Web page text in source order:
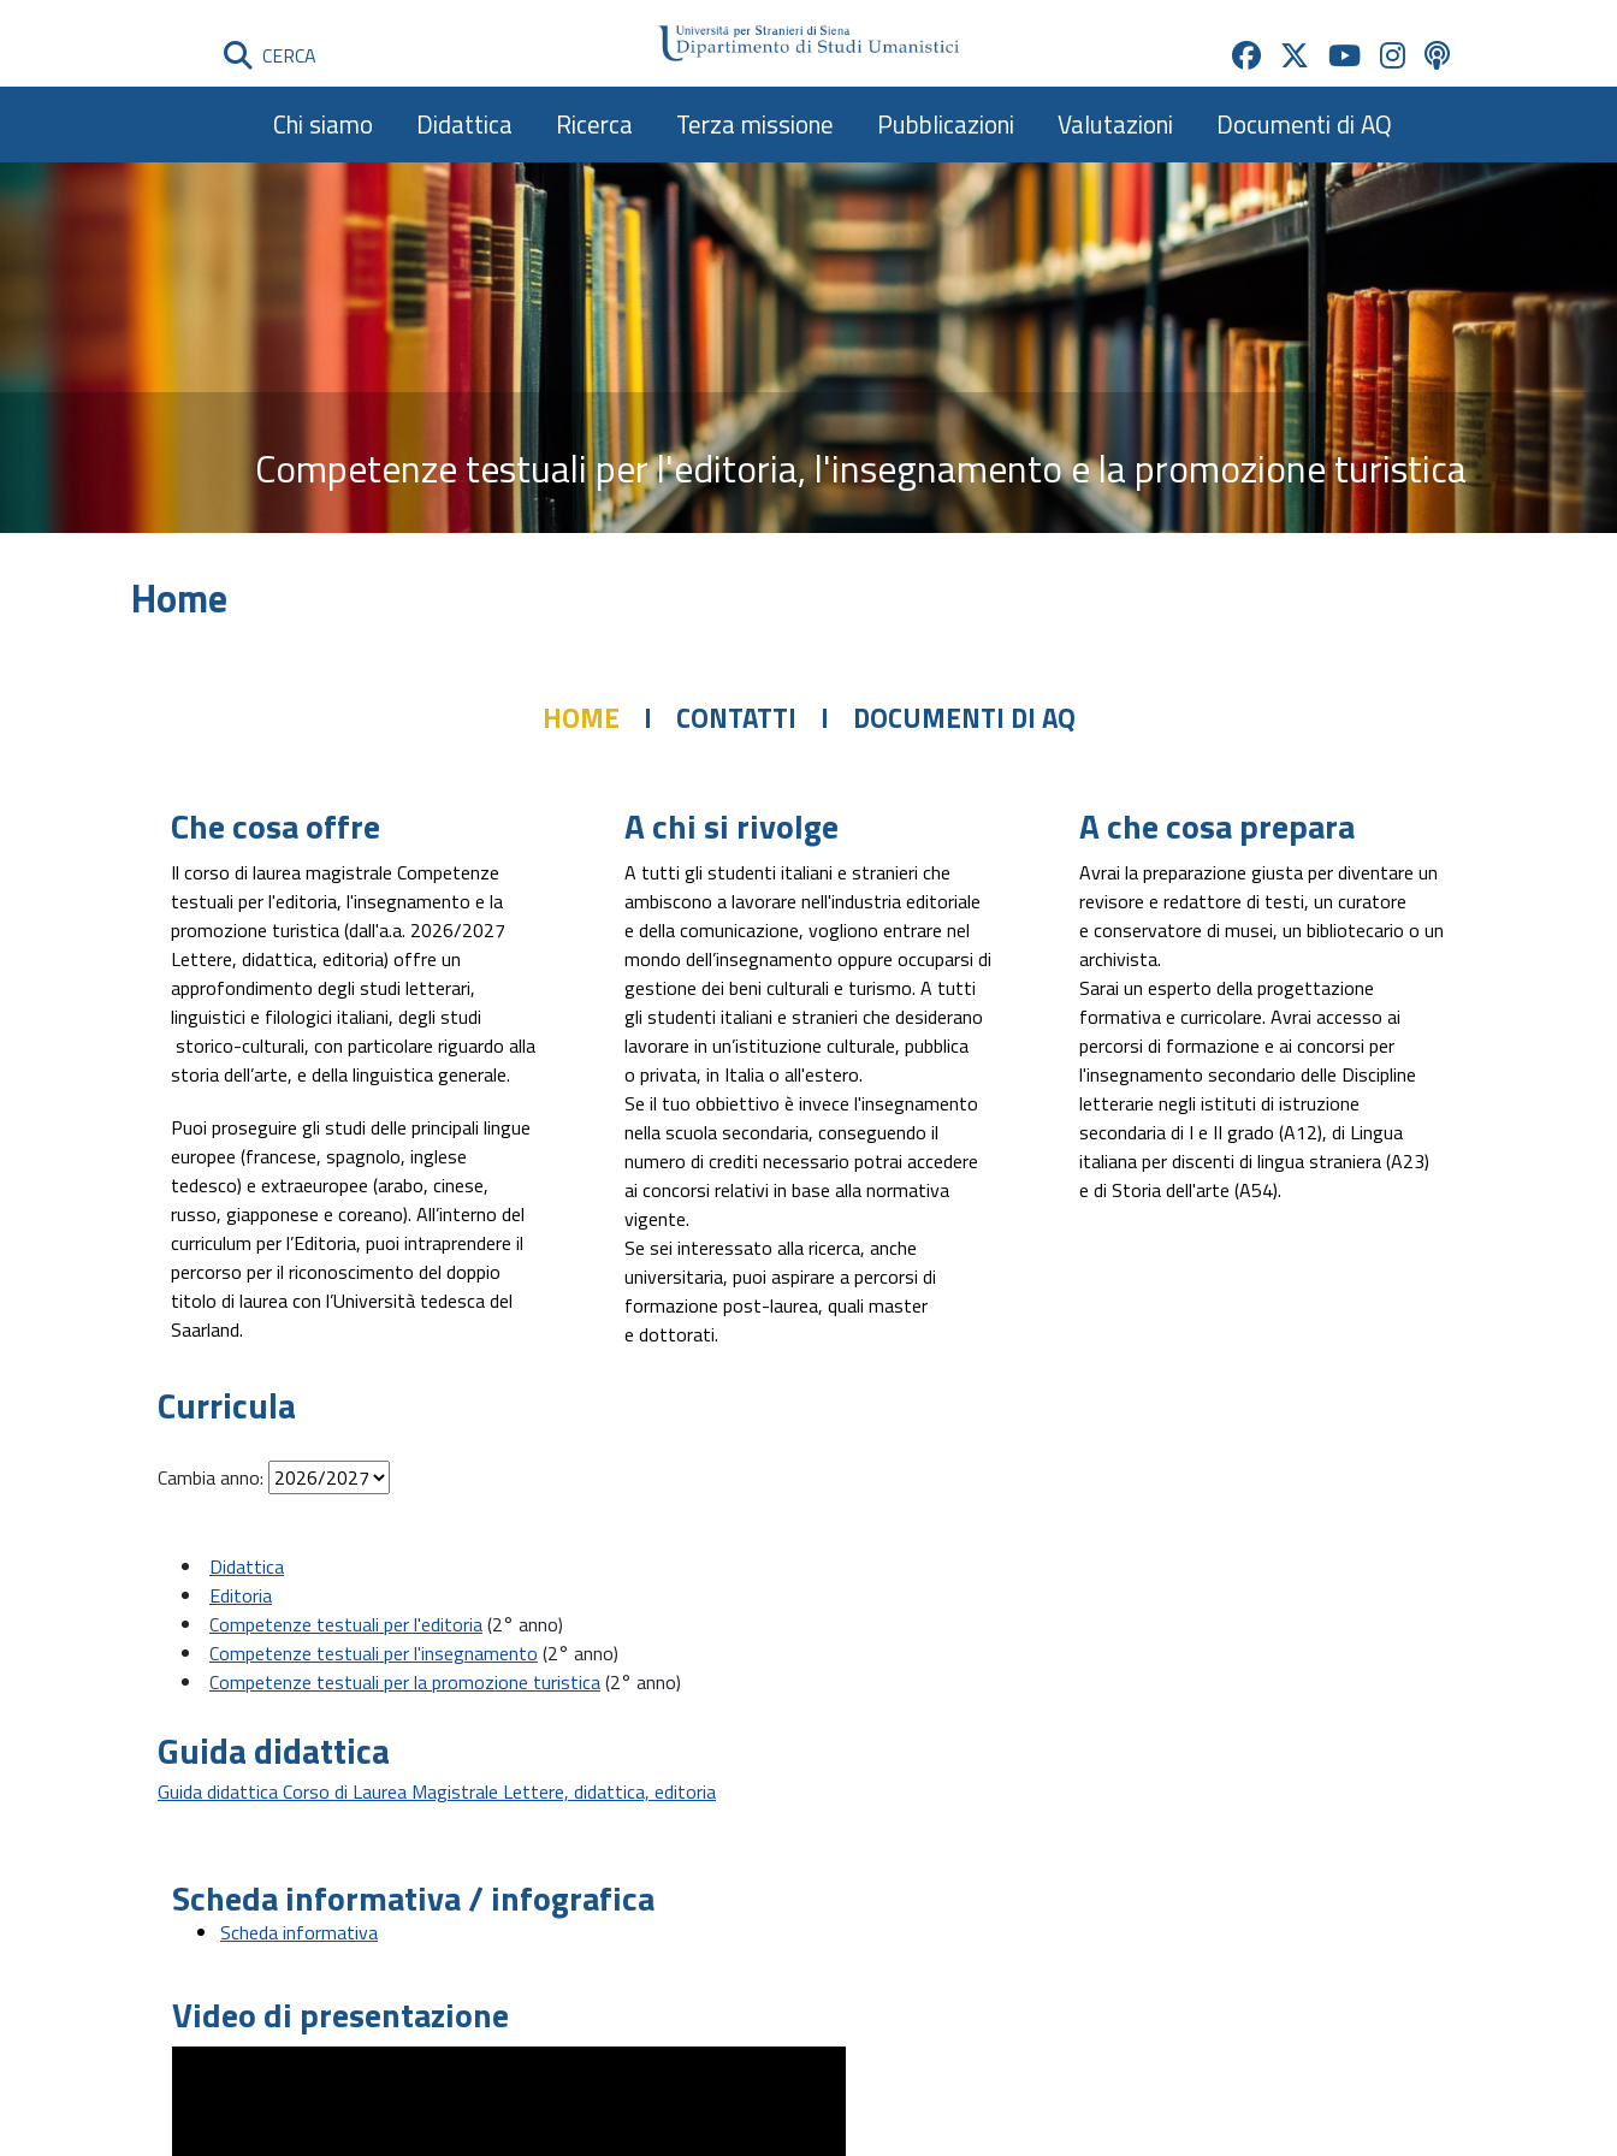
CERCA
Chi siamo Didattica Ricerca Terza missione Pubblicazioni Valutazioni Documenti di AQ
Competenze testuali per l'editoria, l'insegnamento e la promozione turistica
Home
HOME I CONTATTI I DOCUMENTI DI AQ
Che cosa offre
Il corso di laurea magistrale Competenze
testuali per l'editoria, l'insegnamento e la
promozione turistica (dall'a.a. 2026/2027
Lettere, didattica, editoria) offre un
approfondimento degli studi letterari,
linguistici e filologici italiani, degli studi
storico-culturali, con particolare riguardo alla
storia dell’arte, e della linguistica generale.
Puoi proseguire gli studi delle principali lingue
europee (francese, spagnolo, inglese
tedesco) e extraeuropee (arabo, cinese,
russo, giapponese e coreano). All’interno del
curriculum per l’Editoria, puoi intraprendere il
percorso per il riconoscimento del doppio
titolo di laurea con l’Università tedesca del
Saarland.
A chi si rivolge
A tutti gli studenti italiani e stranieri che
ambiscono a lavorare nell'industria editoriale
e della comunicazione, vogliono entrare nel
mondo dell’insegnamento oppure occuparsi di
gestione dei beni culturali e turismo. A tutti
gli studenti italiani e stranieri che desiderano
lavorare in un’istituzione culturale, pubblica
o privata, in Italia o all'estero.
Se il tuo obbiettivo è invece l'insegnamento
nella scuola secondaria, conseguendo il
numero di crediti necessario potrai accedere
ai concorsi relativi in base alla normativa
vigente.
Se sei interessato alla ricerca, anche
universitaria, puoi aspirare a percorsi di
formazione post-laurea, quali master
e dottorati.
A che cosa prepara
Avrai la preparazione giusta per diventare un
revisore e redattore di testi, un curatore
e conservatore di musei, un bibliotecario o un
archivista.
Sarai un esperto della progettazione
formativa e curricolare. Avrai accesso ai
percorsi di formazione e ai concorsi per
l'insegnamento secondario delle Discipline
letterarie negli istituti di istruzione
secondaria di I e II grado (A12), di Lingua
italiana per discenti di lingua straniera (A23)
e di Storia dell'arte (A54).
Curricula
Cambia anno:
Didattica
Editoria
Competenze testuali per l'editoria(2° anno)
Competenze testuali per l'insegnamento (2° anno)
Competenze testuali per la promozione turistica(2° anno)
Guida didattica
Guida didattica Corso di Laurea Magistrale Lettere, didattica, editoria
Scheda informativa / infografica
Scheda informativa
Video di presentazione